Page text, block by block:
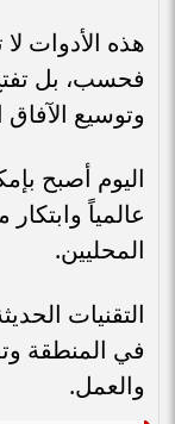
هذه الأدوات
فحسب، بل تفتح
وتوسيع الآفاق
اليوم أصبح
عالمياً
المحليين.
التقنيات
في المنطقة
والعمل.